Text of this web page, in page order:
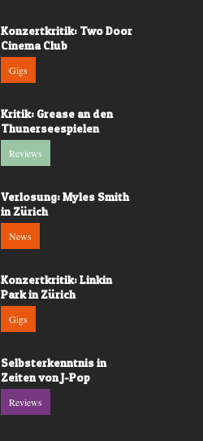
Konzertkritik: Two Door
Cinema Club
Gigs
Kritik: Grease an den
Thunerseespielen
Reviews
Verlosung: Myles Smith
in Zürich
News
Konzertkritik: Linkin
Park in Zürich
Gigs
Selbsterkenntnis in
Zeiten von J-Pop
Reviews